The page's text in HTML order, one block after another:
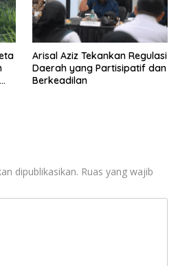
Arisal Aziz Tekankan Regulasi
Daerah yang Partisipatif dan
Berkeadilan
dipublikasikan. Ruas yang wajib